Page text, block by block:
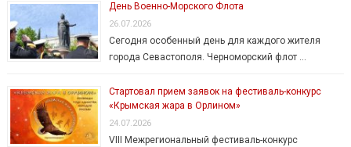
День Военно-Морского Флота
26.07.2026
Сегодня особенный день для каждого жителя
города Севастополя. Черноморский флот …
Стартовал прием заявок на фестиваль-конкурс
«Крымская жара в Орлином»
24.07.2026
VIII Межрегиональный фестиваль-конкурс